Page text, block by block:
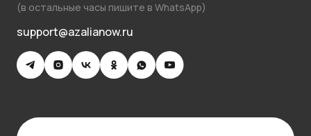
(в остальные часы пишите в WhatsApp)
support@azalianow.ru